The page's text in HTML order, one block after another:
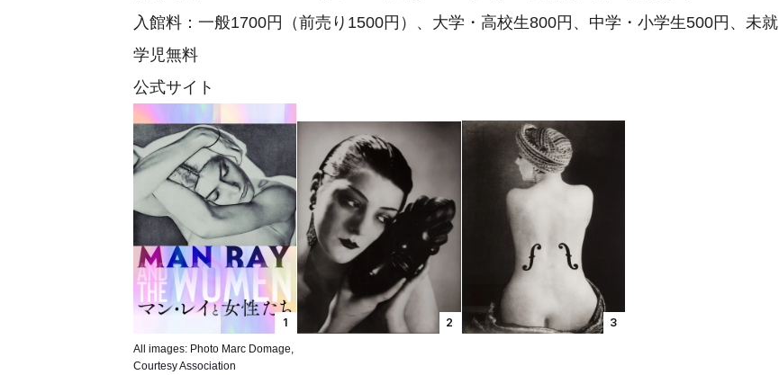
入館料：一般1700円（前売り1500円）、大学・高校生800円、中学・小学生500円、未就
学児無料
公式サイト
1
All images: Photo Marc Domage,
Courtesy Association
2 3